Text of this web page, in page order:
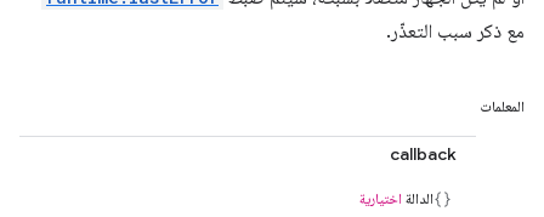
مع ذكر سبب التعذّر.
المعلمات
callback
الدالة اختيارية